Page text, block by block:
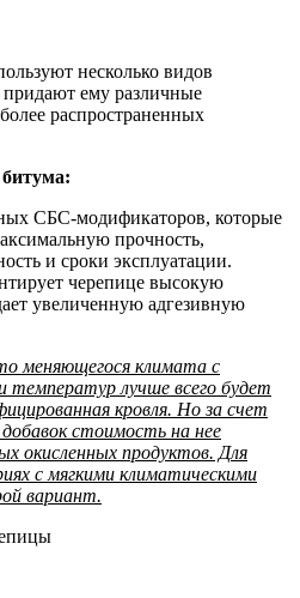
несколько видов
ему различные
распространенных
СБС-модификаторов, которые
прочность,
и сроки эксплуатации.
черепице высокую
увеличенную адгезивную
меняющегося климата с
температур лучше всего будет
кровля. Но за счет
добавок стоимость на нее
окисленных продуктов. Для
с мягкими климатическими
вариант.